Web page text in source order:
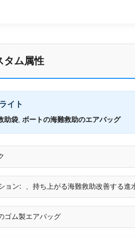
タム属性
イト
助袋 ボートの海難救助のエアバッグ
ョン: 、持ち上がる海難救助改善する進
ゴム製エアバッグ